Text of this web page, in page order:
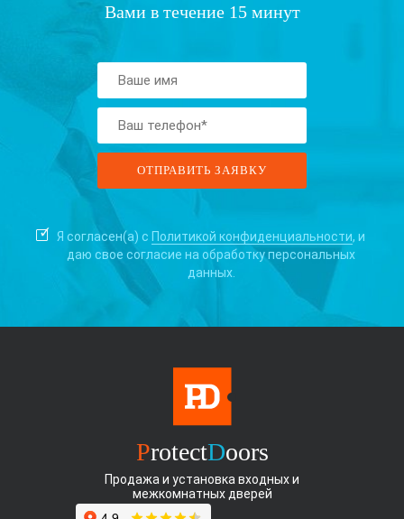
Вами в течение 15 минут
Я согласен(а) с Политикой конфиденциальности, и
даю свое согласие на обработку персональных
данных.
ProtectDoors
Продажа и установка входных и
межкомнатных дверей